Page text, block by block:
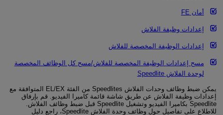
أمان FE
إعدادات وظيفة الفلاش
إعدادات الوظيفة المخصصة للفلاش
مسح إعدادات الوظيفة المخصصة للفلاش/مسح كل الوظائف المخصصة
لوحدة الفلاش Speedlite
يمكن ضبط وظائف وحدات الفلاش Speedlites من الفئة EL/EX المتوافقة مع
إعدادات وظيفة الفلاش عن طريق شاشة قائمة كاميرا الفيديو. قم بإرفاق
Speedlite بكاميرا الفيديو وتشغيل Speedlite قبل ضبط وظائف الفلاش.
للاطلاع على تفاصيل حول وظائف وحدة الفلاش Speedlite، راجع دليل